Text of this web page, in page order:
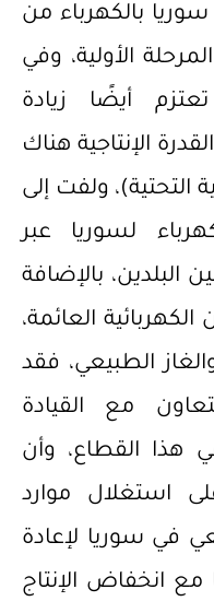
بالكهرباء من
الأولية، وفي
أيضًا زيادة
الإنتاجية هناك
التحتية)، ولفت إلى
لسوريا عبر
البلدين، بالإضافة
العائمة،
الطبيعي، فقد
مع القيادة
هذا القطاع، وأن
استغلال موارد
في سوريا لإعادة
مع انخفاض الإنتاج